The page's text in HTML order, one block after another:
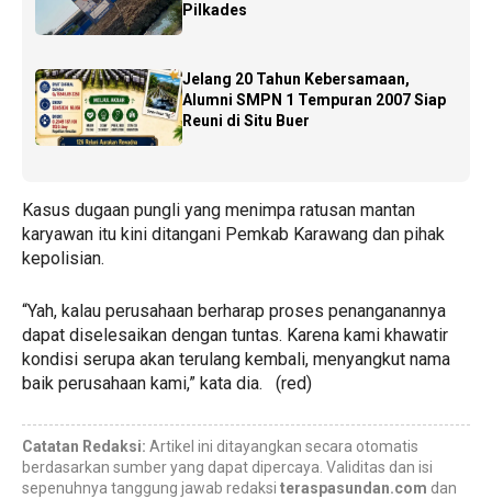
Pilkades
Jelang 20 Tahun Kebersamaan,
Alumni SMPN 1 Tempuran 2007 Siap
Reuni di Situ Buer
Kasus dugaan pungli yang menimpa ratusan mantan
karyawan itu kini ditangani Pemkab Karawang dan pihak
kepolisian.
“Yah, kalau perusahaan berharap proses penanganannya
dapat diselesaikan dengan tuntas. Karena kami khawatir
kondisi serupa akan terulang kembali, menyangkut nama
baik perusahaan kami,” kata dia. (red)
Catatan Redaksi: Artikel ini ditayangkan secara otomatis
berdasarkan sumber yang dapat dipercaya. Validitas dan isi
sepenuhnya tanggung jawab redaksi teraspasundan.com dan